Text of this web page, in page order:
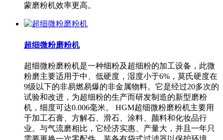
蒙磨粉机效率更高。
超细微粉磨粉机
超细微粉磨粉机是一种细粉及超细粉的加工设备，此微
粉磨主要适用于中、低硬度，湿度小于6%，莫氏硬度在
9级以下的非易燃易爆的非金属物料。它是经过20多次的
试验和改进，为超细粉的生产而研发制造的新型磨粉
机，细度可达0.006毫米。 HGM超细微粉磨粉机主要用
于加工石膏、方解石、滑石、涂料、颜料和化妆品行
业。与气流磨相比，它经济实惠、产量大，并且一年只